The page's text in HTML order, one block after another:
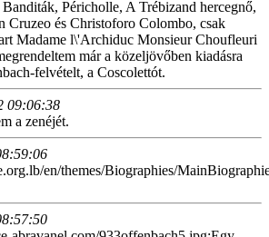
Péricholle, A Trébizand hercegnő,
Cruzeo és Christoforo Colombo, csak
Madame l\'Archiduc Monsieur Choufleuri
már a közeljövőben kiadásra
felvételt, a Coscolettót.
09:06:38
a zenéjét.
en/themes/Biographies/